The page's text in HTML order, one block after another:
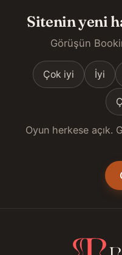
Sitenin yeni
Görüşün
Çok iyi İyi
Oyun herkese açık.